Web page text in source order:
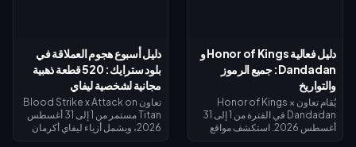
دليل فعالية Honor of Kings و
Dandadan: جميع الرموز
والتواريخ
يُقام تعاون Honor of Kings ×
Dandadan في الفترة من 1 إلى 31
أغسطس 2026. استكشف مواقع
دليل أسبوع هجوم العملاقة في
بلود سترايك: 520 قطعة ذهبية
مجانية لشخصية ليفاي
تعاون Blood Strike x Attack on
Titan مستمر من 1 إلى 31 أغسطس
2026، ويشمل أزياء ليفاي أكرمان